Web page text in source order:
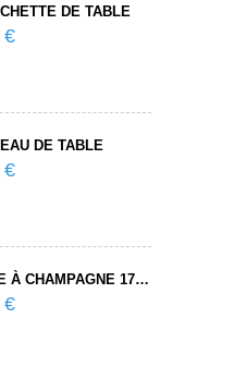
ASSIETTE PLATE 18 CM
ASSIETTE PLATE 25 CM
VERRE À VIN ROUGE 19 CL